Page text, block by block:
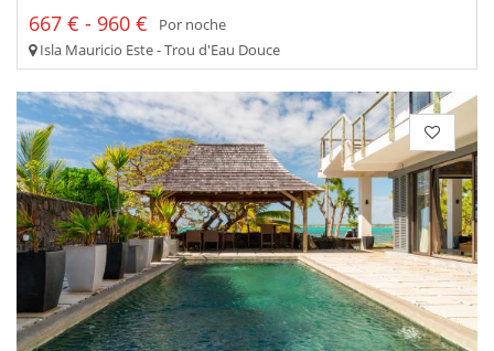
667 € - 960 €
Por noche
Isla Mauricio Este - Trou d'Eau Douce